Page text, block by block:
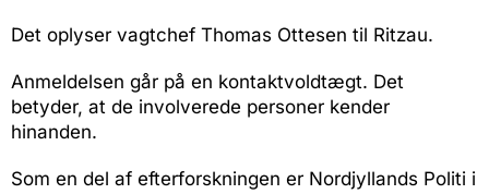
Det oplyser vagtchef Thomas Ottesen til Ritzau.
Anmeldelsen går på en kontaktvoldtægt. Det
betyder, at de involverede personer kender
hinanden.
Som en del af efterforskningen er Nordjyllands Politi i